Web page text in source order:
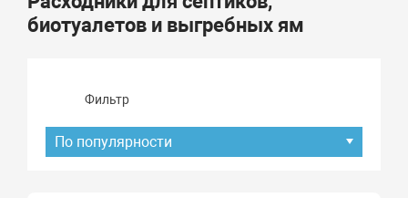
биотуалетов и выгребных ям
Фильтр
По популярности